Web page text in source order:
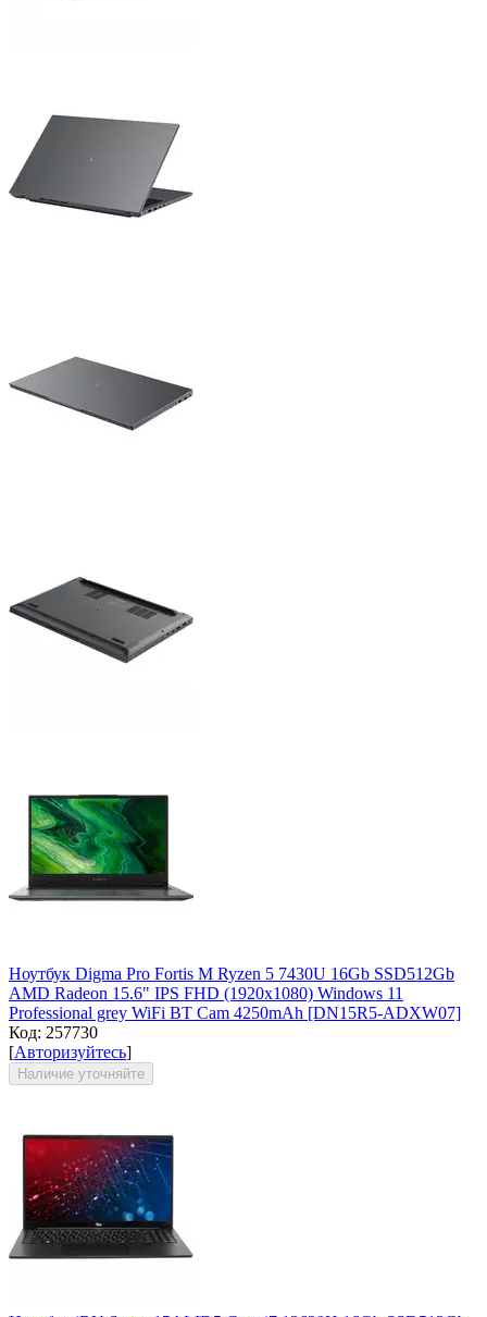
Ноутбук Digma Pro Fortis M Ryzen 5 7430U 16Gb SSD512Gb
AMD Radeon 15.6" IPS FHD (1920x1080) Windows 11
Professional grey WiFi BT Cam 4250mAh [DN15R5-ADXW07]
Код: 257730
[Авторизуйтесь]
Наличие уточняйте